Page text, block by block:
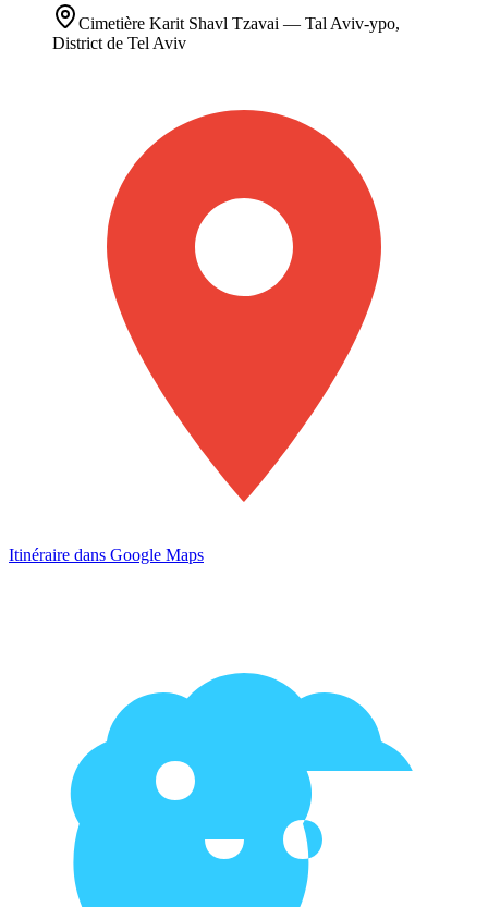
Cimetière Karit Shavl Tzavai — Tal Aviv-ypo,
District de Tel Aviv
Itinéraire dans Google Maps